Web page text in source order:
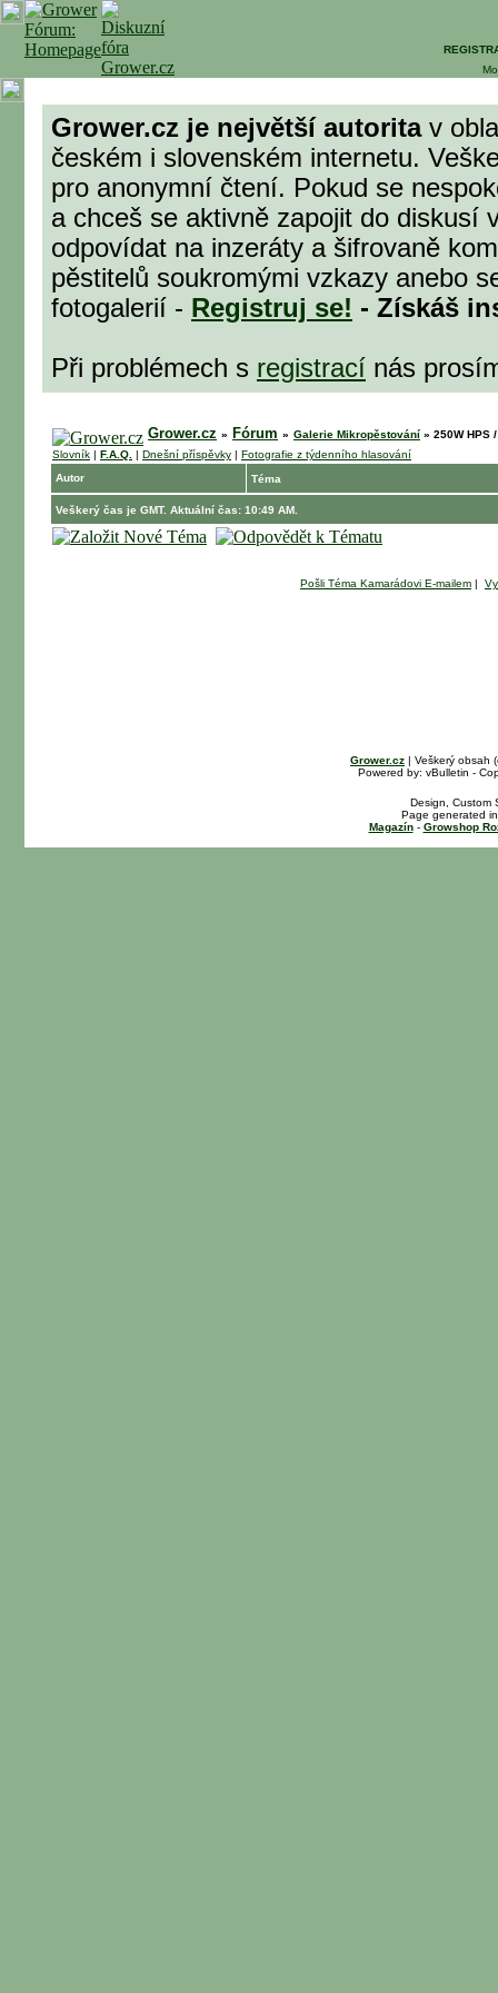
Grower.cz je největší autoritav
českém i slovenském internetu.
pro anonymní čtení. Pokud se
a chceš se aktivně zapojit do diskusí
odpovídat na inzeráty a šifrovaně
pěstitelů soukromými vzkazy anebo
fotogalerií - Registruj se! - Získáš
Při problémech s registrací nás
Grower.cz » Fórum » Galerie Mikropěstování » 250W HPS
Slovník | F.A.Q. | Dnešní příspěvky | Fotografie z týdenního hlasování
Autor
Téma
Veškerý čas je GMT. Aktuální čas: 10:49 AM.
Pošli Téma Kamarádovi E-mailem |
Grower.cz | Veškerý obsah
Powered by: vBulletin -
Design, Custom
Page generated
Magazín- Growshop